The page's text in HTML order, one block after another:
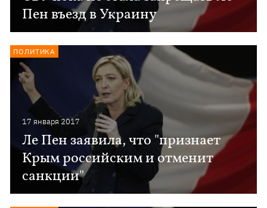
Пен въезд в Украину
17 января 2017
Ле Пен заявила, что "признает
Крым российским и отменит
санкции"
ПОЛИТИКА